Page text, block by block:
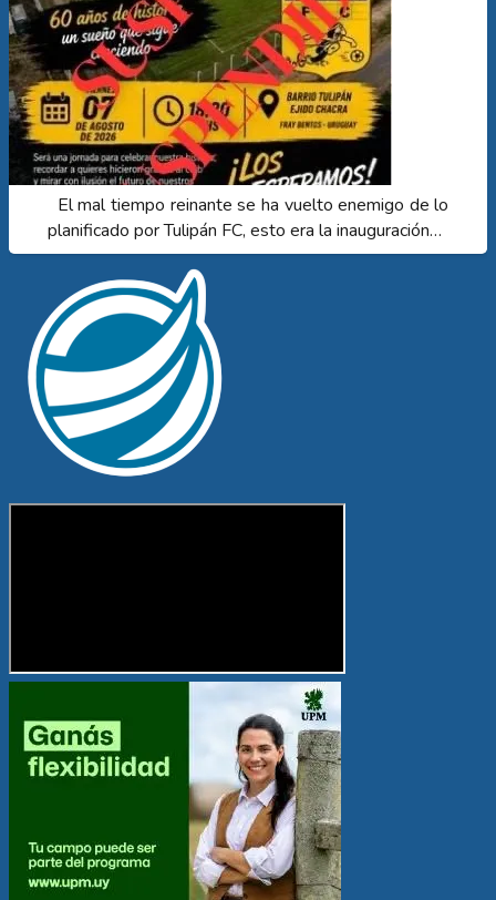
El mal tiempo reinante se ha vuelto enemigo de lo
planificado por Tulipán FC, esto era la inauguración…